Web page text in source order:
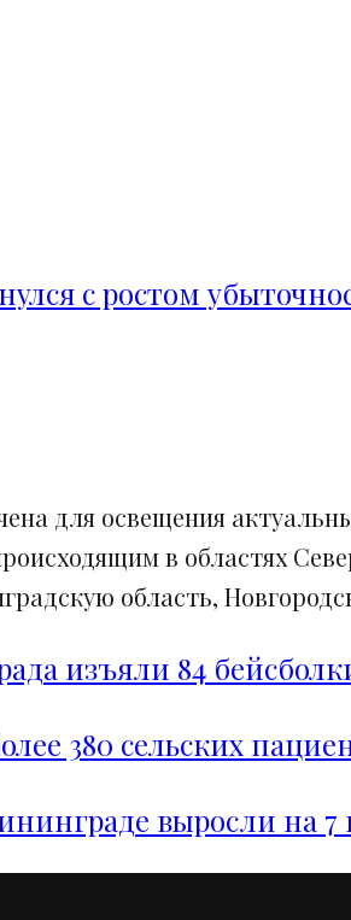
с ростом
для освещения
в областях
область,
изъяли 84
380 сельских
выросли на 7